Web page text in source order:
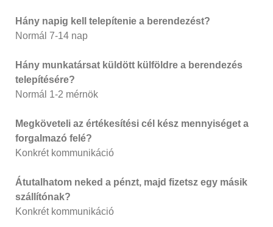
Hány napig kell telepítenie a berendezést?
Normál 7-14 nap
Hány munkatársat küldött külföldre a berendezés
telepítésére?
Normál 1-2 mérnök
Megköveteli az értékesítési cél kész mennyiséget a
forgalmazó felé?
Konkrét kommunikáció
Átutalhatom neked a pénzt, majd fizetsz egy másik
szállítónak?
Konkrét kommunikáció